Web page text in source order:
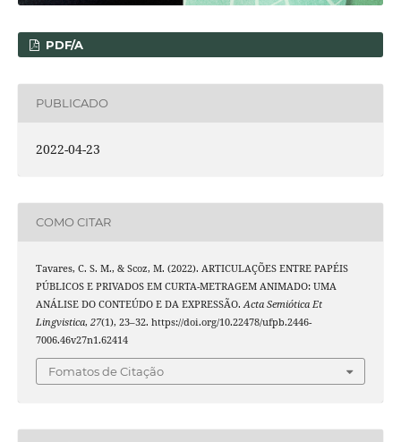
PDF/A
PUBLICADO
2022-04-23
COMO CITAR
Tavares, C. S. M., & Scoz, M. (2022). ARTICULAÇÕES ENTRE PAPÉIS
PÚBLICOS E PRIVADOS EM CURTA-METRAGEM ANIMADO: UMA
ANÁLISE DO CONTEÚDO E DA EXPRESSÃO.Acta Semiótica Et
Lingvistica, 27(1), 23–32. https://doi.org/10.22478/ufpb.2446-
7006.46v27n1.62414
Fomatos de Citação